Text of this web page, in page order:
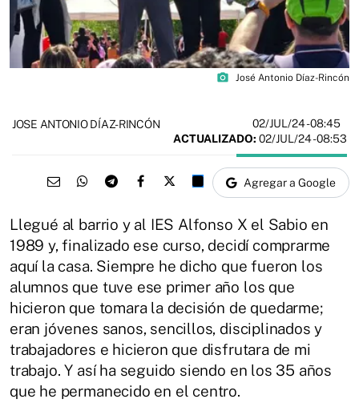
photo_camera José Antonio Díaz-Rincón
JOSE ANTONIO DÍAZ-RINCÓN 02/JUL/24- 08:45
ACTUALIZADO: 02/JUL/24 - 08:53
Agregar a Google
Llegué al barrio y al IES Alfonso X el Sabio en
1989 y, finalizado ese curso, decidí comprarme
aquí la casa. Siempre he dicho que fueron los
alumnos que tuve ese primer año los que
hicieron que tomara la decisión de quedarme;
eran jóvenes sanos, sencillos, disciplinados y
trabajadores e hicieron que disfrutara de mi
trabajo. Y así ha seguido siendo en los 35 años
que he permanecido en el centro.